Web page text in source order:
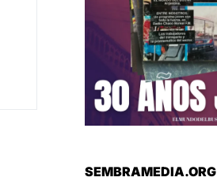
SEMBRAMEDIA.ORG